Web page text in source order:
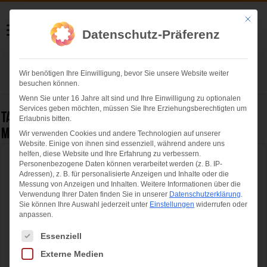
Helmut Swoboda
Fotografie
Herzlich willkommen
Tag Archives:
München
Annalena Baerbock zu Gast in München
Mit
Datenschutz-Präferenz
Wir benötigen Ihre Einwilligung, bevor Sie unsere Website weiter
besuchen können.
Wenn Sie unter 16 Jahre alt sind und Ihre Einwilligung zu optionalen
Services geben möchten, müssen Sie Ihre Erziehungsberechtigten um
Erlaubnis bitten.
Wir verwenden Cookies und andere Technologien auf unserer
Website. Einige von ihnen sind essenziell, während andere uns
helfen, diese Website und Ihre Erfahrung zu verbessern.
Personenbezogene Daten können verarbeitet werden (z. B. IP-
Adressen), z. B. für personalisierte Anzeigen und Inhalte oder die
Messung von Anzeigen und Inhalten. Weitere Informationen über die
Verwendung Ihrer Daten finden Sie in unserer Datenschutzerklärung.
Sie können Ihre Auswahl jederzeit unter Einstellungen widerrufen oder
anpassen.
Es folgt eine Liste der Service-Gruppen, für die eine Einwilligung
Essenziell
Externe Medien